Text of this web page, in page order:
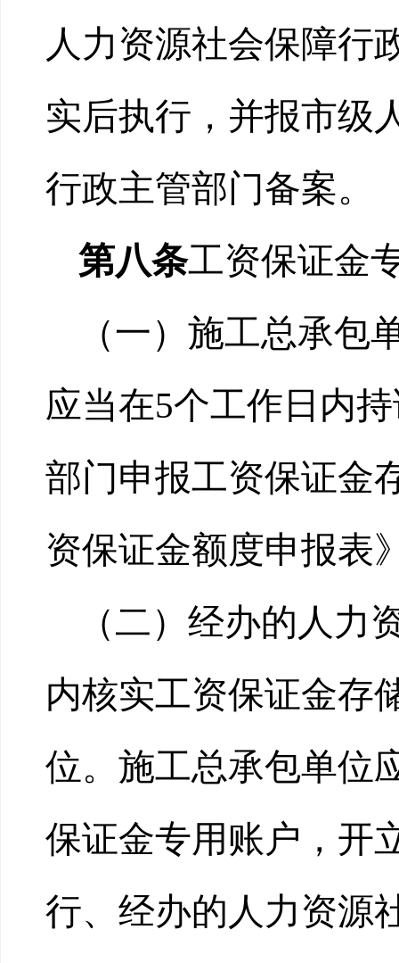
人力资源社会保障行
实后执行，并报市级
行政主管部门备案。
第八条工资保证金
（一） 施工总承包
应当在5个工作日内
部门申报工资保证金
资保证金额度申报表
（二）经办的人力
内核实工资保证金存
位。施工总承包单位
保证金专用账户，开
行、经办的人力资源